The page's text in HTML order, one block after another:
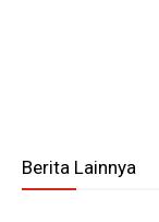
Berita Lainnya